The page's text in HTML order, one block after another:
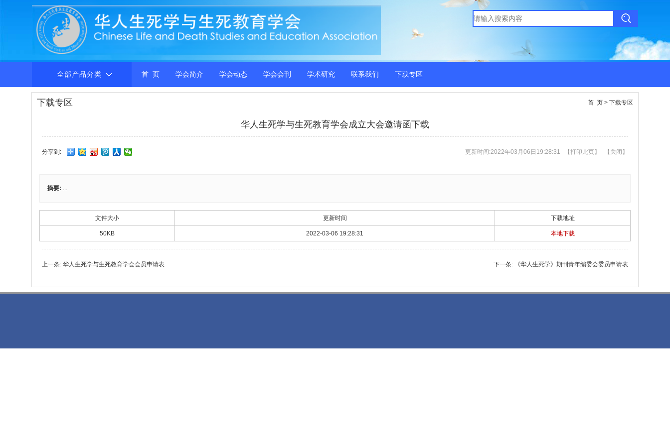
全部产品分类 首 页 学会简介 学会动态 学会会刊 学术研究 联系我们 下载专区
下载专区 首 页 > 下载专区
华人生死学与生死教育学会成立大会邀请函下载
分享到: 更新时间:2022年03月06日19:28:31 【打印此页】 【 关闭 】
摘要: ...
文件大小 更新时间 下载地址
50KB 2022-03-06 19:28:31 本地下载
上一条: 华人生死学与生死教育学会会员申请表 下一条: 《华人生死学》期刊青年编委会委员申请表